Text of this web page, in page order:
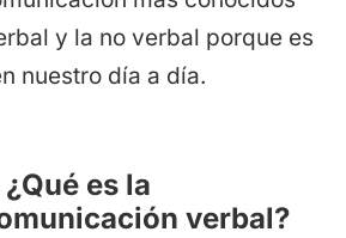
y la no verbal porque es
nuestro día a día.
¿Qué es la
verbal?